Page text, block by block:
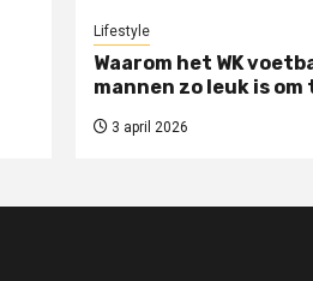
Lifestyle
Waarom het WK
mannen zo leuk is om
3 april 2026